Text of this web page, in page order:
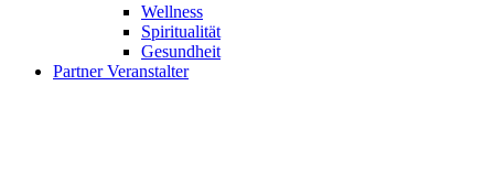
Wellness
Spiritualität
Gesundheit
Partner Veranstalter